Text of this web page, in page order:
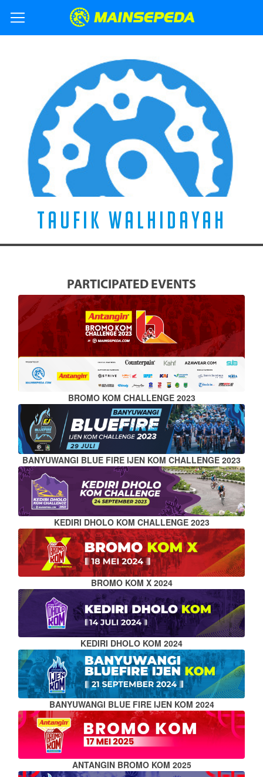
TAUFIK WALHIDAYAH
PARTICIPATED EVENTS
BROMO KOM CHALLENGE 2023
BANYUWANGI BLUE FIRE IJEN KOM CHALLENGE 2023
KEDIRI DHOLO KOM CHALLENGE 2023
BROMO KOM X 2024
KEDIRI DHOLO KOM 2024
BANYUWANGI BLUE FIRE IJEN KOM 2024
ANTANGIN BROMO KOM 2025